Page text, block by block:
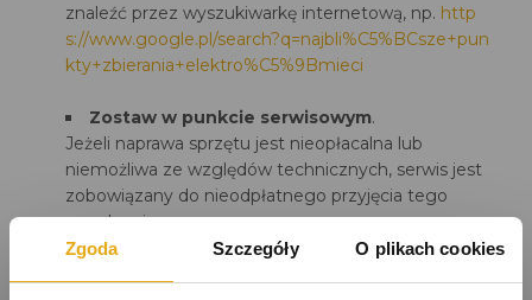
Zgoda Szczegóły O plikach cookies
znaleźć przez wyszukiwarkę internetową, np. http
s://www.google.pl/search?q=najbli%C5%BCsze+pun
kty+zbierania+elektro%C5%9Bmieci
Zostaw w punkcie serwisowym.
Jeżeli naprawa sprzętu jest nieopłacalna lub
niemożliwa ze względów technicznych, serwis jest
zobowiązany do nieodpłatnego przyjęcia tego
urządzenia.